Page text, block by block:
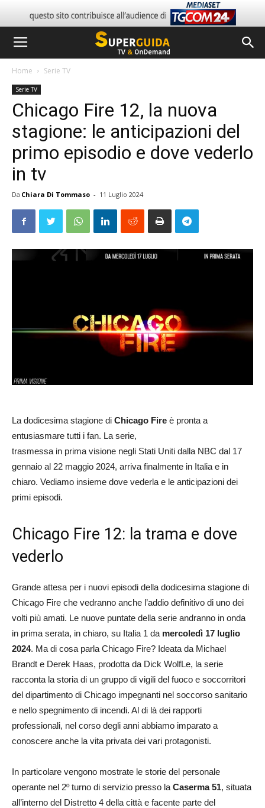
Home Serie TV
Serie TV
Chicago Fire 12, la nuova
stagione: le anticipazioni del
primo episodio e dove vederlo
in tv
Da Chiara Di Tommaso - 11 Luglio 2024
La dodicesima stagione di Chicago Fire è pronta a
entusiasmare tutti i fan. La serie,
trasmessa in prima visione negli Stati Uniti dalla NBC dal 17
gennaio al 22 maggio 2024, arriva finalmente in Italia e in
chiaro. Vediamo insieme dove vederla e le anticipazioni dei
primi episodi.
Chicago Fire 12: la trama e dove
vederlo
Grande attesa per i nuovi episodi della dodicesima stagione di
Chicago Fire che vedranno anche l’addio definitivo di uno dei
volti più amati. Le nuove puntate della serie andranno in onda
in prima serata, in chiaro, su Italia 1 da mercoledì 17 luglio
2024. Ma di cosa parla Chicago Fire? Ideata da Michael
Brandt e Derek Haas, prodotta da Dick WolfLe, la serie
racconta la storia di un gruppo di vigili del fuoco e soccorritori
del dipartimento di Chicago impegnanti nel soccorso sanitario
e nello spegnimento di incendi. Al di là dei rapporti
professionali, nel corso degli anni abbiamo imparato a
conoscere anche la vita privata dei vari protagonisti.
In particolare vengono mostrate le storie del personale
operante nel 2º turno di servizio presso la Caserma 51, situata
all’interno del Distretto 4 della città e facente parte del